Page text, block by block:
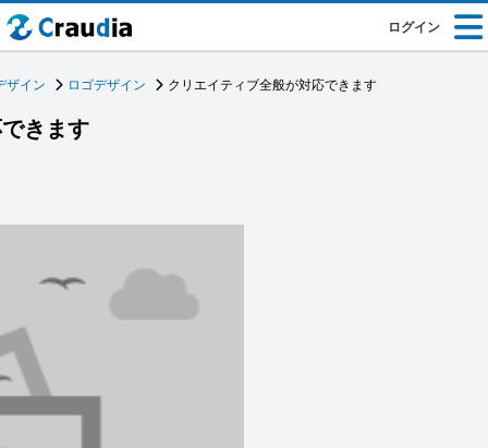
ログイン
ザイン ロゴデザイン クリエイティブ全般が対応できます
きます